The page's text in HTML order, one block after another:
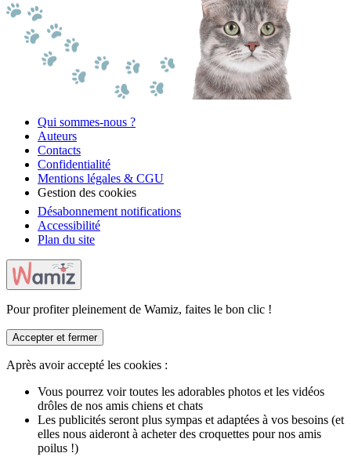
Qui sommes-nous ?
Auteurs
Contacts
Confidentialité
Mentions légales & CGU
Gestion des cookies
Désabonnement notifications
Accessibilité
Plan du site
Pour profiter pleinement de Wamiz, faites le bon clic !
Accepter et fermer
Après avoir accepté les cookies :
Vous pourrez voir toutes les adorables photos et les vidéos
drôles de nos amis chiens et chats
Les publicités seront plus sympas et adaptées à vos besoins (et
elles nous aideront à acheter des croquettes pour nos amis
poilus !)